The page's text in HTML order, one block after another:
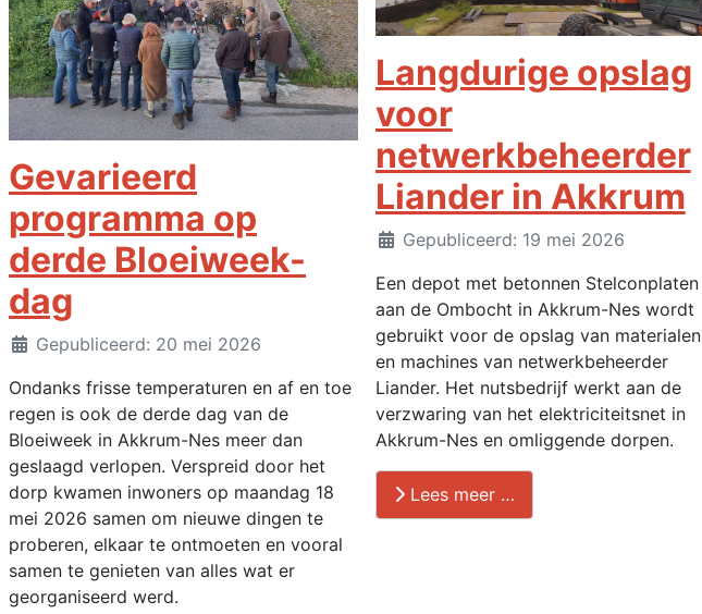
Gevarieerd
programma op
derde Bloeiweek-
dag
DetailsGepubliceerd: 20 mei 2026
Ondanks frisse temperaturen en af en toe
regen is ook de derde dag van de
Bloeiweek in Akkrum-Nes meer dan
geslaagd verlopen. Verspreid door het
dorp kwamen inwoners op maandag 18
mei 2026 samen om nieuwe dingen te
proberen, elkaar te ontmoeten en vooral
samen te genieten van alles wat er
georganiseerd werd.
Langdurige opslag
voor
netwerkbeheerder
Liander in Akkrum
DetailsGepubliceerd: 19 mei 2026
Een depot met betonnen Stelconplaten
aan de Ombocht in Akkrum-Nes wordt
gebruikt voor de opslag van materialen
en machines van netwerkbeheerder
Liander. Het nutsbedrijf werkt aan de
verzwaring van het elektriciteitsnet in
Akkrum-Nes en omliggende dorpen.
Lees meer …